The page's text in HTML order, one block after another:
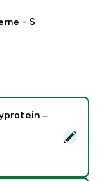
- S
fľaša
–